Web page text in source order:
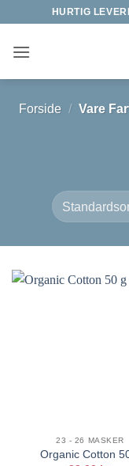
indhold
HURTIG
Forside / Vare
23 - 26 MASKER
Organic Cotton